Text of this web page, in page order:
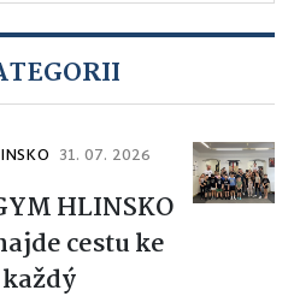
31. 07. 2026
HLINSKO
cestu ke